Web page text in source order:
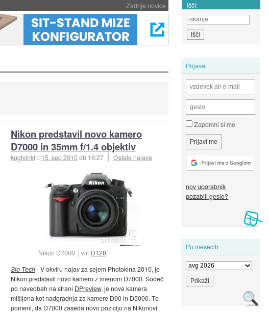
Zadnje novice Išči:
Prijava
Zapomni si me
nov uporabnik
pozabili geslo?
Po mesecih
Nikon predstavil novo kamero
D7000 in 35mm f/1.4 objektiv
kuglvinkl :: 15. sep 2010ob 16:27 Ostale najave
Nikon D7000 vir: D128
Slo-Tech- V okviru najav za sejem Photokina 2010, je
Nikon predstavil novo kamero z imenom D7000. Sodeč
po navedbah na strani DPreview, je nova kamera
mišljena kot nadgradnja za kamere D90 in D5000. To
pomeni, da D7000 zaseda novo pozicijo na Nikonovi